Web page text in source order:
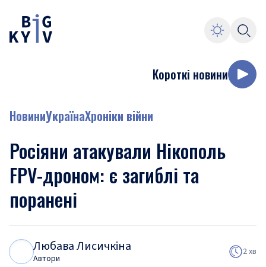
Короткі новини
НовиниУкраїнаХроніки війни
Росіяни атакували Нікополь
FPV-дроном: є загиблі та
поранені
Любава Лисичкіна
Автори
2 хв